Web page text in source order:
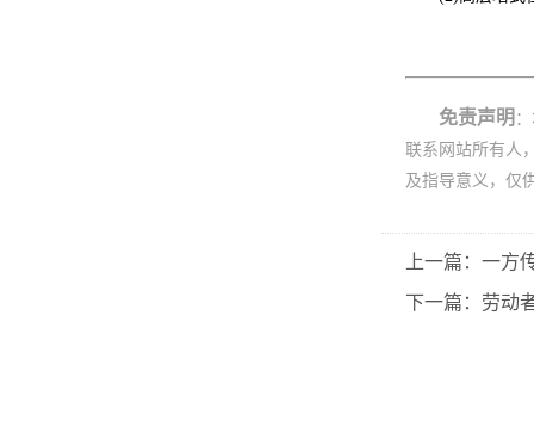
免责声明
联系网站所有人
及指导意义，仅
上一篇：一方
下一篇：劳动